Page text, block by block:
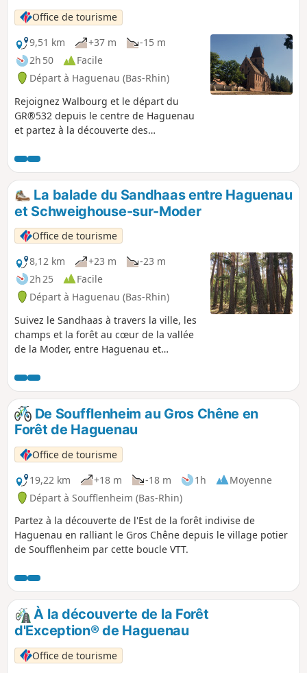
Office de tourisme
9,51 km
+37 m
-15 m
2h 50
Facile
Départ à Haguenau (Bas-Rhin)
Rejoignez Walbourg et le départ du
GR®532 depuis le centre de Haguenau
et partez à la découverte des
sentier qui fait partie des chemins de
Saint-Jacques de Compostelle.
La balade du Sandhaas entre Haguenau
et Schweighouse-sur-Moder
Office de tourisme
8,12 km
+23 m
-23 m
2h 25
Facile
Départ à Haguenau (Bas-Rhin)
Suivez le Sandhaas à travers la ville, les
champs et la forêt au cœur de la vallée
de la Moder, entre Haguenau et
lièvre de sable – est le surnom qui fut
donné aux Haguenoviens à l’époque où
l’Alsace était sous l’autorité de l’Empire
allemand, à cause de la présence en
grand nombre des lièvres dans cette
partie de la région au sol très
sablonneux.
De Soufflenheim au Gros Chêne en
Forêt de Haguenau
Office de tourisme
19,22 km
+18 m -18 m 1h
Moyenne
Départ à Soufflenheim (Bas-Rhin)
Partez à la découverte de l'Est de la forêt indivise de
Haguenau en ralliant le Gros Chêne depuis le village potier
de Soufflenheim par cette boucle VTT.
À la découverte de la Forêt
d'Exception® de Haguenau
Office de tourisme